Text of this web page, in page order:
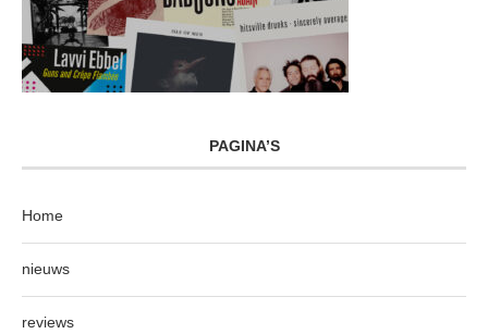
PAGINA’S
Home
nieuws
reviews